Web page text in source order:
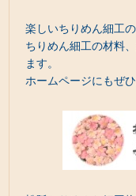
楽しいちりめん細工
ちりめん細工の材料
ます。
ホームページにもぜ